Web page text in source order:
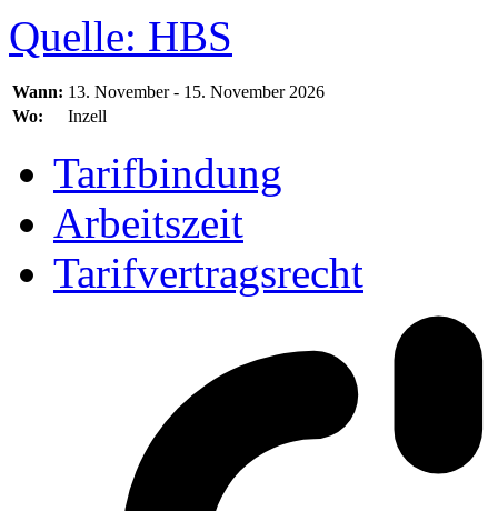
Quelle: HBS
Wann: 13. November - 15. November 2026
Wo:
Inzell
Tarifbindung
Arbeitszeit
Tarifvertragsrecht